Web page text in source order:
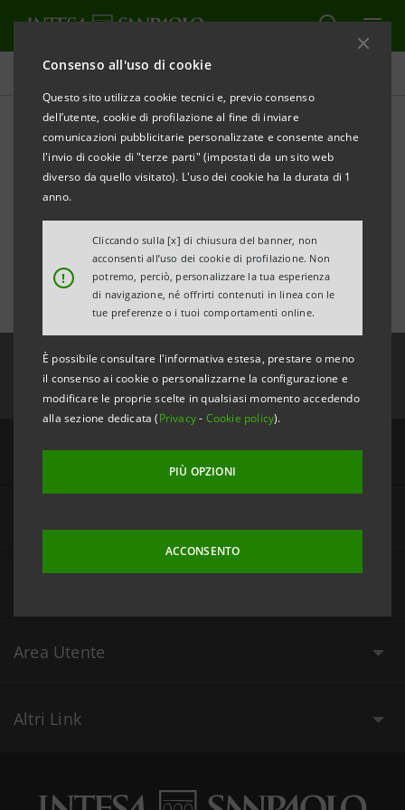
Consenso all'uso di cookie
Questo sito utilizza cookie tecnici e, previo consenso
dell’utente, cookie di profilazione al fine di inviare
comunicazioni pubblicitarie personalizzate e consente anche
l'invio di cookie di "terze parti" (impostati da un sito web
diverso da quello visitato). L'uso dei cookie ha la durata di 1
anno.
!
Cliccando sulla [x] di chiusura del banner, non
acconsenti all’uso dei cookie di profilazione. Non
potremo, perciò, personalizzare la tua esperienza
di navigazione, né offrirti contenuti in linea con le
tue preferenze o i tuoi comportamenti online.
È possibile consultare l'informativa estesa, prestare o meno
il consenso ai cookie o personalizzarne la configurazione e
modificare le proprie scelte in qualsiasi momento accedendo
alla sezione dedicata (Privacy- Cookie policy).
PIÙ OPZIONI
ACCONSENTO
Dettaglio comunicato
Data ultimo aggiornamento 30 gennaio 2025 alle ore 15:51:15
Seguici anche su
I Valori
Area Utente
Altri Link